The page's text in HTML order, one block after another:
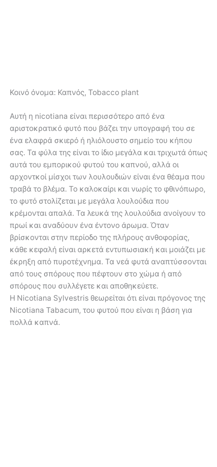
Κοινό όνομα: Καπνός, Tobacco plant
Αυτή η nicotiana είναι περισσότερο από ένα
αριστοκρατικό φυτό που βάζει την υπογραφή του σε
ένα ελαφρά σκιερό ή ηλιόλουστο σημείο του κήπου
σας. Τα φύλα της είναι το ίδιο μεγάλα και τριχωτά όπως
αυτά του εμπορικού φυτού του καπνού, αλλά οι
αρχοντκοί μίσχοι των λουλουδιών είναι ένα θέαμα που
τραβά το βλέμα. Το καλοκαίρι και νωρίς το φθινόπωρο,
το φυτό στολίζεται με μεγάλα λουλούδια που
κρέμονται απαλά. Τα λευκά της λουλούδια ανοίγουν το
πρωί και αναδύουν ένα έντονο άρωμα. Όταν
βρίσκονται στην περίοδο της πλήρους ανθοφορίας,
κάθε κεφαλή είναι αρκετά εντυπωσιακή και μοιάζει με
έκρηξη από πυροτέχνημα. Τα νεά φυτά αναπτύσσονται
από τους σπόρους που πέφτουν στο χώμα ή από
σπόρους που συλλέγετε και αποθηκεύετε.
Η Nicotiana Sylvestris θεωρείται ότι είναι πρόγονος της
Nicotiana Tabacum, του φυτού που είναι η βάση για
πολλά καπνά.